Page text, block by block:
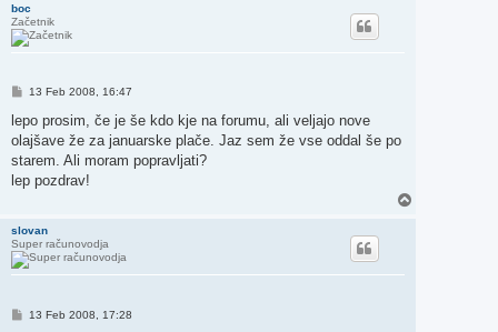
boc
Začetnik
O
g
o
v
o
13 Feb 2008, 16:47
lepo prosim, če je še kdo kje na forumu, ali veljajo nove
olajšave že za januarske plače. Jaz sem že vse oddal še po
starem. Ali moram popravljati?
lep pozdrav!
slovan
Super računovodja
O13 Feb 2008, 17:28